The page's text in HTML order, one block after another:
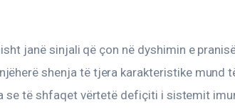
janë sinjali që çon në dyshimin e
shenja të tjera karakteristike mund
se të shfaqet vërtetë defiçiti i sistemit